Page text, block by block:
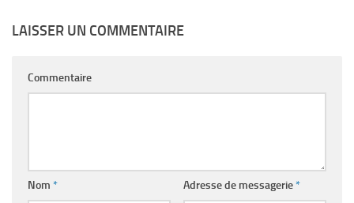
LAISSER UN COMMENTAIRE
Commentaire
Nom * Adresse de messagerie*